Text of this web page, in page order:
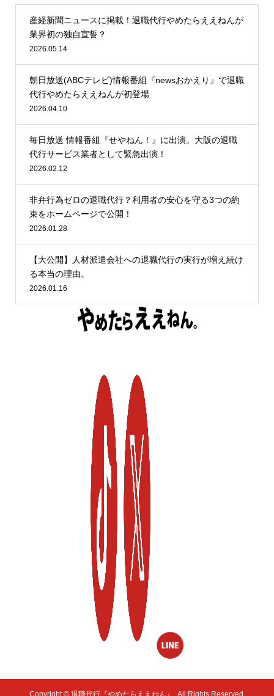
産経新聞ニュースに掲載！退職代行やめたらええねんが
業界初の独自宣誓？
2026.05.14
朝日放送(ABCテレビ)情報番組『newsおかえり』で退職
代行やめたらええねんが初登場
2026.04.10
毎日放送 情報番組『せやねん！』に出演。大阪の退職
代行サービス業者として緊急出演！
2026.02.12
非弁行為ゼロの退職代行？利用者の安心を守る3つの約
束をホームページで公開！
2026.01.28
【大公開】人材派遣会社への退職代行の実行が増え続け
る本当の理由。
2026.01.16